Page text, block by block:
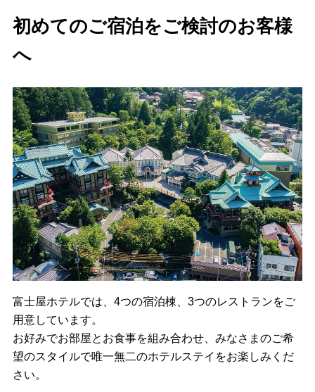
初めてのご宿泊をご検討のお客様
へ
富士屋ホテルでは、4つの宿泊棟、3つのレストランをご
用意しています。
お好みでお部屋とお食事を組み合わせ、みなさまのご希
望のスタイルで唯一無二のホテルステイをお楽しみくだ
さい。